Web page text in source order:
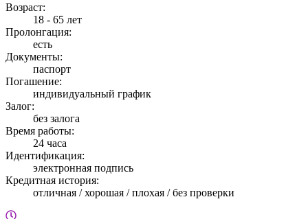
Возраст:
18 - 65 лет
Пролонгация:
есть
Документы:
паспорт
Погашение:
индивидуальный график
Залог:
без залога
Время работы:
24 часа
Идентификация:
электронная подпись
Кредитная история:
отличная / хорошая / плохая / без проверки